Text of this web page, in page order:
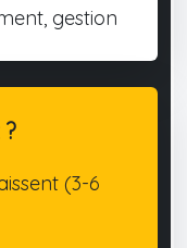
gestion
(3-6